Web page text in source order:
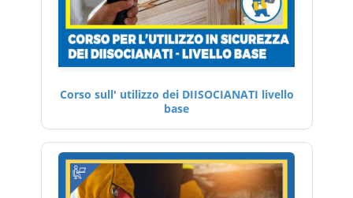
Corso sull' utilizzo dei DIISOCIANATI livello
base